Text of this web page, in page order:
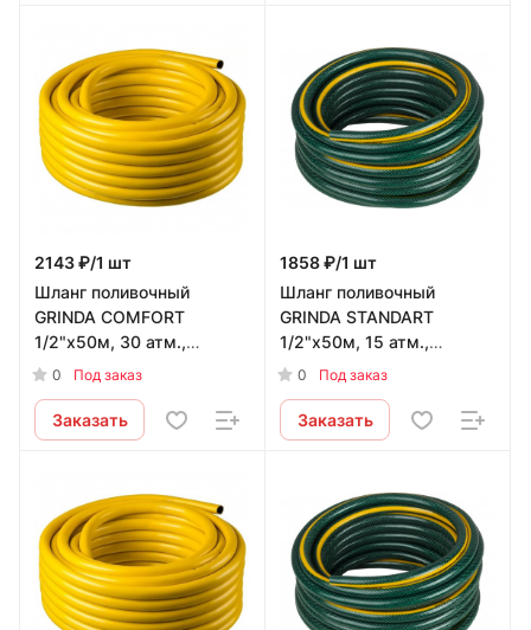
2143 ₽/1 шт
Шланг поливочный
GRINDA COMFORT
1/2"х50м, 30 атм.,
армированный, 3-х
0 Под заказ
Заказать
1858 ₽/1 шт
Шланг поливочный
GRINDA STANDART
1/2"х50м, 15 атм.,
армированный, 3-х
0 Под заказ
Заказать